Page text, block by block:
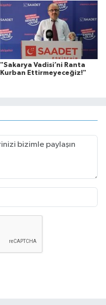
"Sakarya Vadisi’ni Ranta
Kurban Ettirmeyeceğiz!"